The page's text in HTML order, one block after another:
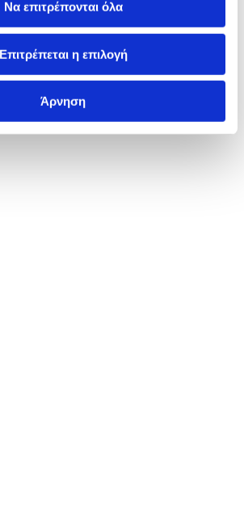
Να επιτρέπονται όλα
Επιτρέπεται η επιλογή
Άρνηση